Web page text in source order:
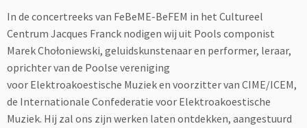
In de concertreeks van FeBeME-BeFEM in het Cultureel
Centrum Jacques Franck nodigen wij uit Pools componist
Marek Chołoniewski, geluidskunstenaar en performer, leraar,
oprichter van de Poolse vereniging
voor Elektroakoestische Muziek en voorzitter van CIME/ICEM,
de Internationale Confederatie voor Elektroakoestische
Muziek. Hij zal ons zijn werken laten ontdekken, aangestuurd